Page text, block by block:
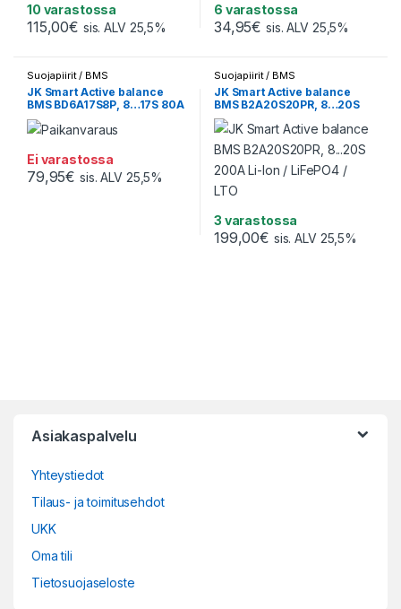
10 varastossa
115,00€ sis. ALV 25,5%
6 varastossa
34,95€ sis. ALV 25,5%
Suojapiirit / BMS
JK Smart Active balance
BMS BD6A17S8P, 8…17S 80A
Li-Ion / LiFePO4 / LTO
Ei varastossa
79,95€ sis. ALV 25,5%
Suojapiirit / BMS
JK Smart Active balance
BMS B2A20S20PR, 8…20S
200A Li-Ion / LiFePO4 / LTO
3 varastossa
199,00€ sis. ALV 25,5%
Asiakaspalvelu
Yhteystiedot
Tilaus- ja toimitusehdot
UKK
Oma tili
Tietosuojaseloste